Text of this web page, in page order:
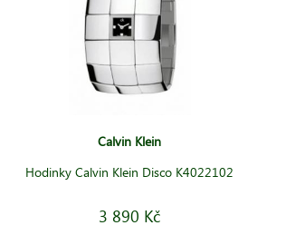
Calvin Klein
Hodinky Calvin Klein Disco K4022102
3 890 Kč